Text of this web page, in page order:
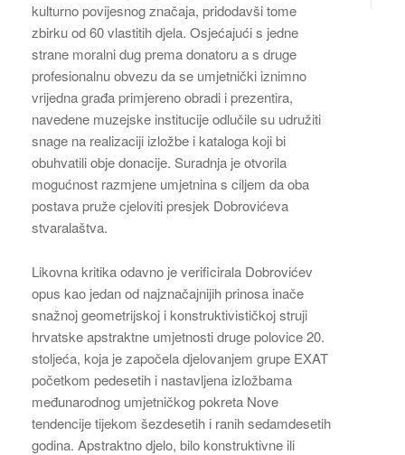
kulturno povijesnog značaja, pridodavši tome
zbirku od 60 vlastitih djela. Osjećajući s jedne
strane moralni dug prema donatoru a s druge
profesionalnu obvezu da se umjetnički iznimno
vrijedna građa primjereno obradi i prezentira,
navedene muzejske institucije odlučile su udružiti
snage na realizaciji izložbe i kataloga koji bi
obuhvatili obje donacije. Suradnja je otvorila
mogućnost razmjene umjetnina s ciljem da oba
postava pruže cjeloviti presjek Dobrovićeva
stvaralaštva.
Likovna kritika odavno je verificirala Dobrovićev
opus kao jedan od najznačajnijih prinosa inače
snažnoj geometrijskoj i konstruktivističkoj struji
hrvatske apstraktne umjetnosti druge polovice 20.
stoljeća, koja je započela djelovanjem grupe EXAT
početkom pedesetih i nastavljena izložbama
međunarodnog umjetničkog pokreta Nove
tendencije tijekom šezdesetih i ranih sedamdesetih
godina. Apstraktno djelo, bilo konstruktivne ili